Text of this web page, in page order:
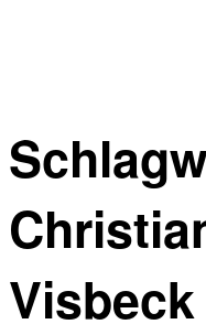
Visbeck